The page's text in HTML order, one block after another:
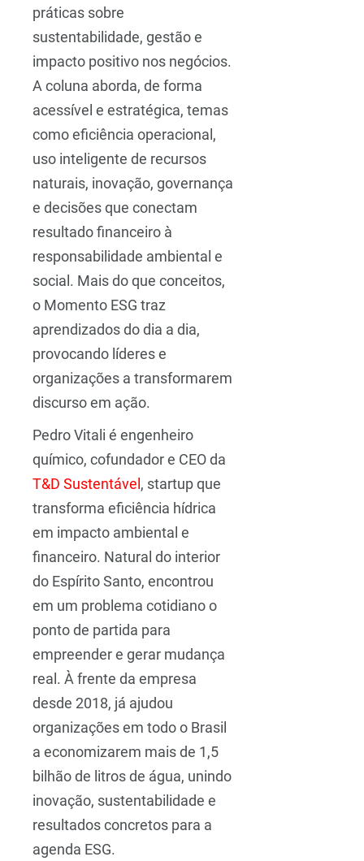
práticas sobre
sustentabilidade, gestão e
impacto positivo nos negócios.
A coluna aborda, de forma
acessível e estratégica, temas
como eficiência operacional,
uso inteligente de recursos
naturais, inovação, governança
e decisões que conectam
resultado financeiro à
responsabilidade ambiental e
social. Mais do que conceitos,
o Momento ESG traz
aprendizados do dia a dia,
provocando líderes e
organizações a transformarem
discurso em ação.
Pedro Vitali é engenheiro
químico, cofundador e CEO da
T&D Sustentável, startup que
transforma eficiência hídrica
em impacto ambiental e
financeiro. Natural do interior
do Espírito Santo, encontrou
em um problema cotidiano o
ponto de partida para
empreender e gerar mudança
real. À frente da empresa
desde 2018, já ajudou
organizações em todo o Brasil
a economizarem mais de 1,5
bilhão de litros de água, unindo
inovação, sustentabilidade e
resultados concretos para a
agenda ESG.